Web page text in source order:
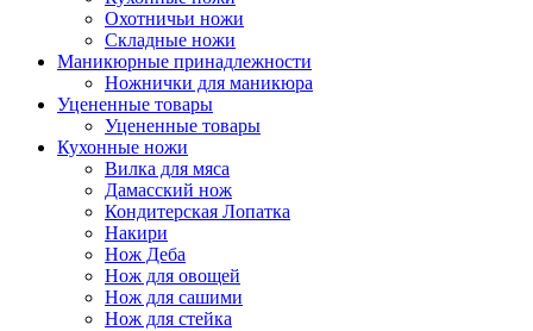
Охотничьи ножи
Складные ножи
Маникюрные принадлежности
Ножнички для маникюра
Уцененные товары
Уцененные товары
Кухонные ножи
Вилка для мяса
Дамасский нож
Кондитерская Лопатка
Накири
Нож Деба
Нож для овощей
Нож для сашими
Нож для стейка